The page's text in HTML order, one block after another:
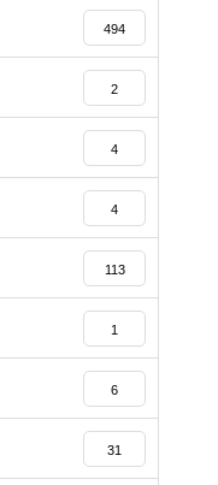
494
2
4
4
113
1
6
31